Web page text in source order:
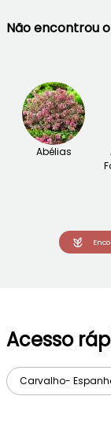
Não encontrou
Abélias
Acesso
Carvalho-